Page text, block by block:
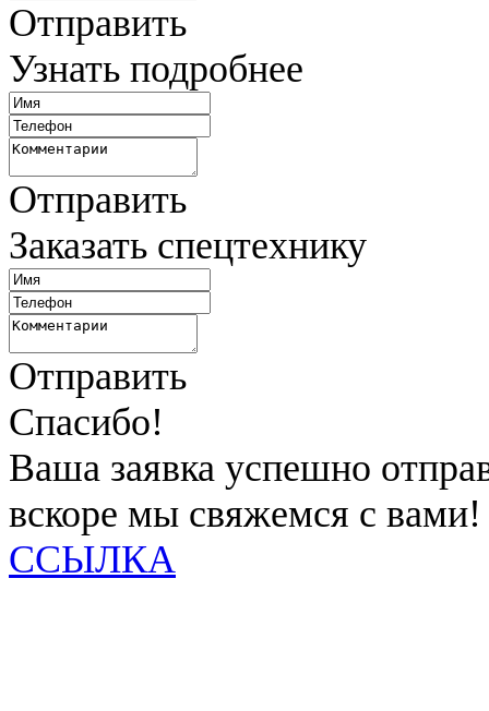
Отправить
Узнать подробнее
Отправить
Заказать спецтехнику
Отправить
Спасибо!
Ваша заявка успешно
вскоре мы свяжемся с вами!
ССЫЛКА